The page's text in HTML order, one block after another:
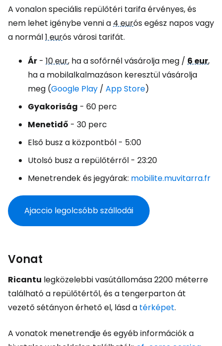
A vonalon speciális repülőtéri tarifa érvényes, és
nem lehet igénybe venni a4 eurós egész napos vagy
a normál1 eurós városi tarifát.
Ár - 10 eur, ha a sofőrnél vásárolja meg / 6 eur,
ha a mobilalkalmazáson keresztül vásárolja
meg (Google Play / App Store)
Gyakoriság - 60 perc
Menetidő - 30 perc
Első busz a központból - 5:00
Utolsó busz a repülőtérről - 23:20
Menetrendek és jegyárak: mobilite.muvitarra.fr
Ajaccio legolcsóbb szállodái
Vonat
Ricantu legközelebbi vasútállomása 2200 méterre
található a repülőtértől, és a tengerparton át
vezető sétányon érhető el, lásd a térképet.
A vonatok menetrendje és egyéb információk a